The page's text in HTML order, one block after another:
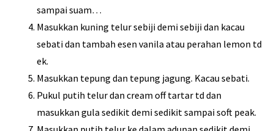
sampai suam…
Masukkan kuning telur sebiji demi sebiji dan kacau
sebati dan tambah esen vanila atau perahan lemon td
ek.
Masukkan tepung dan tepung jagung. Kacau sebati.
Pukul putih telur dan cream off tartar td dan
masukkan gula sedikit demi sedikit sampai soft peak.